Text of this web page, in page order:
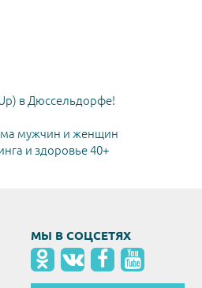
в Дюссельдорфе!
мужчин и женщин
и здоровье 40+
МЫ В СОЦСЕТЯХ